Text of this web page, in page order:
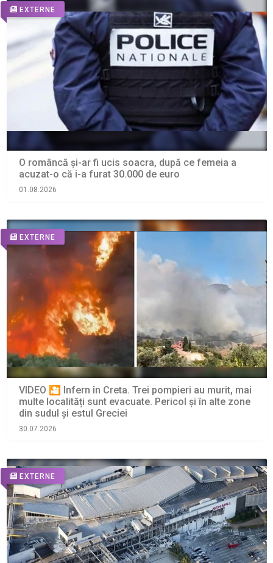
EXTERNE
O româncă și-ar fi ucis soacra, după ce femeia a
acuzat-o că i-a furat 30.000 de euro
01.08.2026
EXTERNE
VIDEO 🎦 Infern în Creta. Trei pompieri au murit, mai
multe localități sunt evacuate. Pericol și în alte zone
din sudul și estul Greciei
30.07.2026
EXTERNE